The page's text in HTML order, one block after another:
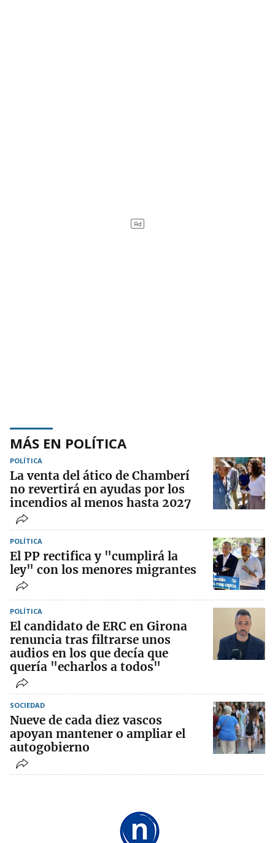
MÁS EN POLÍTICA
POLÍTICA
La venta del ático de Chamberí
no revertirá en ayudas por los
incendios al menos hasta 2027
POLÍTICA
El PP rectifica y "cumplirá la
ley" con los menores migrantes
POLÍTICA
El candidato de ERC en Girona
renuncia tras filtrarse unos
audios en los que decía que
quería "echarlos a todos"
SOCIEDAD
Nueve de cada diez vascos
apoyan mantener o ampliar el
autogobierno